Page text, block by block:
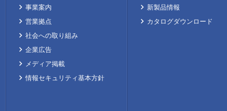
事業案内
営業拠点
社会への取り組み
企業広告
メディア掲載
情報セキュリティ基本方針
新製品情報
カタログダウンロード